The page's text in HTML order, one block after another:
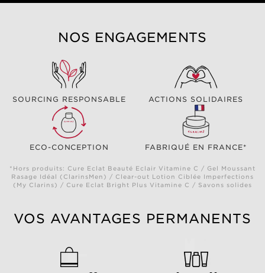
NOS ENGAGEMENTS
SOURCING RESPONSABLE ACTIONS SOLIDAIRES
ECO-CONCEPTION FABRIQUÉ EN FRANCE*
*Hors produits: Cure Eclat Beauté Eclair Vitamine C / Gel Moussant
Rasage Idéal (ClarinsMen) / Clear-out Lotion Ciblée Imperfections
(My Clarins) / Cure Eclat Bright Plus Vitamine C / Savons solides
VOS AVANTAGES PERMANENTS